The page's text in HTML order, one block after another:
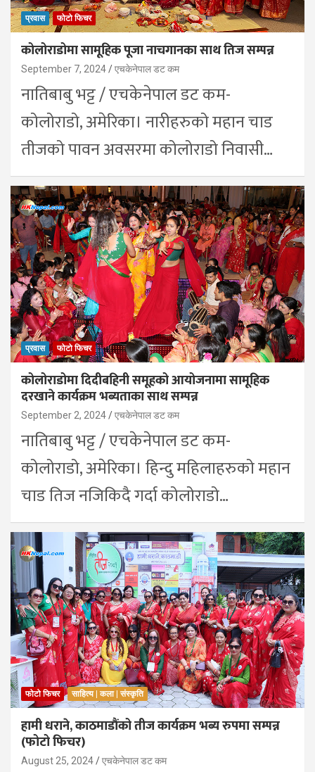
प्रवास फोटो फिचर
कोलोराडोमा सामूहिक पूजा नाचगानका साथ तिज सम्पन्न
September 7, 2024 एचकेनेपाल डट कम
नातिबाबु भट्ट / एचकेनेपाल डट कम-
कोलोराडो, अमेरिका। नारीहरुको महान चाड
तीजको पावन अवसरमा कोलोराडो निवासी…
प्रवास फोटो फिचर
कोलोराडोमा दिदीबहिनी समूहको आयोजनामा सामूहिक
दरखाने कार्यक्रम भब्यताका साथ सम्पन्न
September 2, 2024 एचकेनेपाल डट कम
नातिबाबु भट्ट / एचकेनेपाल डट कम-
कोलोराडो, अमेरिका। हिन्दु महिलाहरुको महान
चाड तिज नजिकिदै गर्दा कोलोराडो…
फोटो फिचर साहित्य | कला | संस्कृति
हामी धराने, काठमाडौंको तीज कार्यक्रम भब्य रुपमा सम्पन्न
(फोटो फिचर)
August 25, 2024 एचकेनेपाल डट कम